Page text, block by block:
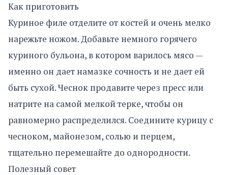
Как приготовить
Куриное филе отделите от костей и очень мелко
нарежьте ножом. Добавьте немного горячего
куриного бульона, в котором варилось мясо —
именно он дает намазке сочность и не дает ей
быть сухой. Чеснок продавите через пресс или
натрите на самой мелкой терке, чтобы он
равномерно распределился. Соедините курицу с
чесноком, майонезом, солью и перцем,
тщательно перемешайте до однородности.
Полезный совет